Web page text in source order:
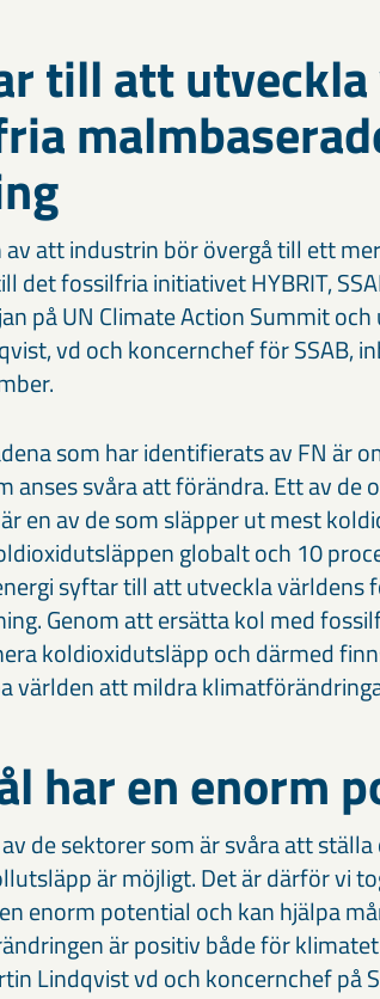
till att
att industrin bör övergå till ett
det fossilfria initiativet HYBRIT,
på UN Climate Action Summit och
vd och koncernchef för SSAB,
som har identifierats av FN är
anses svåra att förändra. Ett av de
en av de som släpper ut mest
globalt och 10
syftar till att utveckla världens
Genom att ersätta kol med
koldioxidutsläpp och därmed
världen att mildra
har en enorm
de sektorer som är svåra att
är möjligt. Det är därför vi
enorm potential och kan hjälpa
är positiv både för
Lindqvist vd och koncernchef på